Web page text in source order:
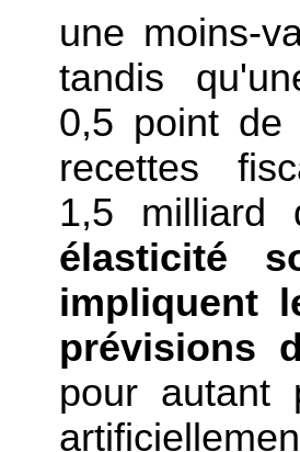
une moins-
tandis
0,5 point de
recettes
1,5 milliard
élasticité
impliquent
prévisions
pour autant